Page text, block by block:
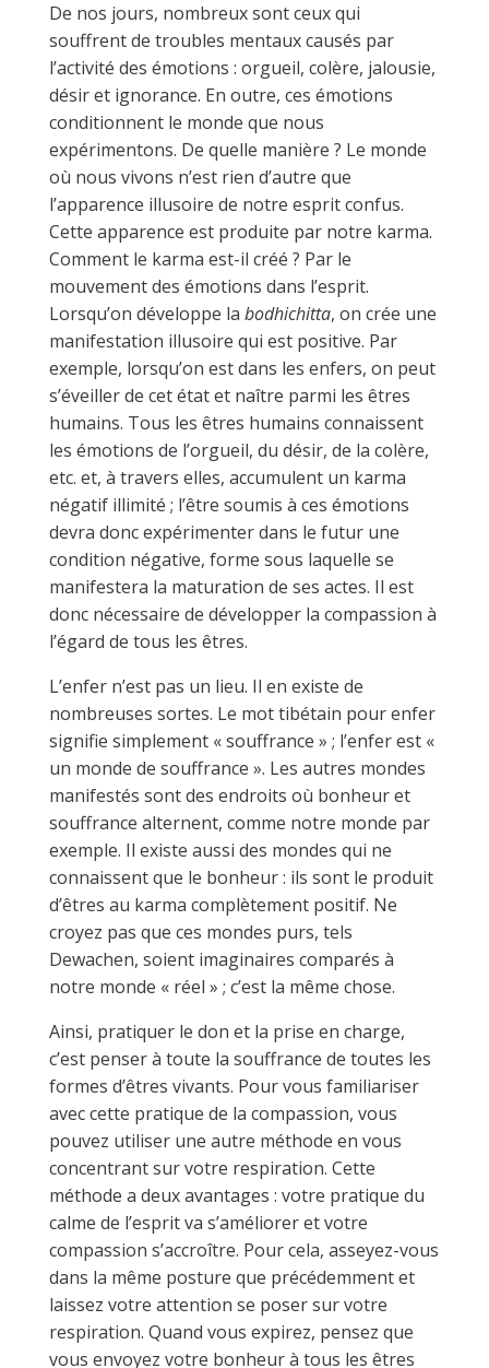
De nos jours, nombreux sont ceux qui
souffrent de troubles mentaux causés par
l’activité des émotions : orgueil, colère, jalousie,
désir et ignorance. En outre, ces émotions
conditionnent le monde que nous
expérimentons. De quelle manière ? Le monde
où nous vivons n’est rien d’autre que
l’apparence illusoire de notre esprit confus.
Cette apparence est produite par notre karma.
Comment le karma est-il créé ? Par le
mouvement des émotions dans l’esprit.
Lorsqu’on développe la bodhichitta, on crée une
manifestation illusoire qui est positive. Par
exemple, lorsqu’on est dans les enfers, on peut
s’éveiller de cet état et naître parmi les êtres
humains. Tous les êtres humains connaissent
les émotions de l’orgueil, du désir, de la colère,
etc. et, à travers elles, accumulent un karma
négatif illimité ; l’être soumis à ces émotions
devra donc expérimenter dans le futur une
condition négative, forme sous laquelle se
manifestera la maturation de ses actes. Il est
donc nécessaire de développer la compassion à
l’égard de tous les êtres.
L’enfer n’est pas un lieu. Il en existe de
nombreuses sortes. Le mot tibétain pour enfer
signifie simplement « souffrance » ; l’enfer est «
un monde de souffrance ». Les autres mondes
manifestés sont des endroits où bonheur et
souffrance alternent, comme notre monde par
exemple. Il existe aussi des mondes qui ne
connaissent que le bonheur : ils sont le produit
d’êtres au karma complètement positif. Ne
croyez pas que ces mondes purs, tels
Dewachen, soient imaginaires comparés à
notre monde « réel » ; c’est la même chose.
Ainsi, pratiquer le don et la prise en charge,
c’est penser à toute la souffrance de toutes les
formes d’êtres vivants. Pour vous familiariser
avec cette pratique de la compassion, vous
pouvez utiliser une autre méthode en vous
concentrant sur votre respiration. Cette
méthode a deux avantages : votre pratique du
calme de l’esprit va s’améliorer et votre
compassion s’accroître. Pour cela, asseyez-vous
dans la même posture que précédemment et
laissez votre attention se poser sur votre
respiration. Quand vous expirez, pensez que
vous envoyez votre bonheur à tous les êtres